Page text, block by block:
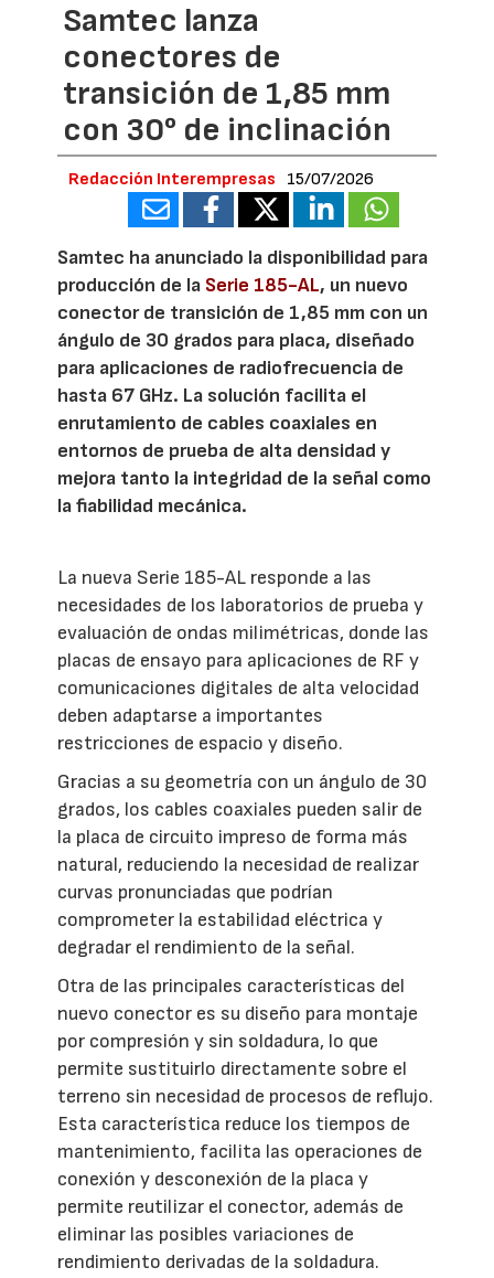
Samtec lanza
conectores de
transición de 1,85 mm
con 30° de inclinación
Redacción Interempresas 15/07/2026
Samtec ha anunciado la disponibilidad para
producción de la Serie 185-AL, un nuevo
conector de transición de 1,85 mm con un
ángulo de 30 grados para placa, diseñado
para aplicaciones de radiofrecuencia de
hasta 67 GHz. La solución facilita el
enrutamiento de cables coaxiales en
entornos de prueba de alta densidad y
mejora tanto la integridad de la señal como
la fiabilidad mecánica.
La nueva Serie 185-AL responde a las
necesidades de los laboratorios de prueba y
evaluación de ondas milimétricas, donde las
placas de ensayo para aplicaciones de RF y
comunicaciones digitales de alta velocidad
deben adaptarse a importantes
restricciones de espacio y diseño.
Gracias a su geometría con un ángulo de 30
grados, los cables coaxiales pueden salir de
la placa de circuito impreso de forma más
natural, reduciendo la necesidad de realizar
curvas pronunciadas que podrían
comprometer la estabilidad eléctrica y
degradar el rendimiento de la señal.
Otra de las principales características del
nuevo conector es su diseño para montaje
por compresión y sin soldadura, lo que
permite sustituirlo directamente sobre el
terreno sin necesidad de procesos de reflujo.
Esta característica reduce los tiempos de
mantenimiento, facilita las operaciones de
conexión y desconexión de la placa y
permite reutilizar el conector, además de
eliminar las posibles variaciones de
rendimiento derivadas de la soldadura.